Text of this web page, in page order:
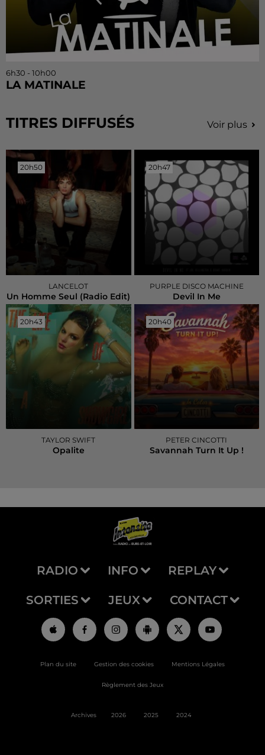
6h30 - 10h00
LA MATINALE
TITRES DIFFUSÉS Voir plus
20h50
20h50
LANCELOT
Un Homme Seul (radio Edit)
20h47
20h47
PURPLE DISCO MACHINE
Devil In Me
20h43
20h43
TAYLOR SWIFT
Opalite
20h40
20h40
PETER CINCOTTI
Savannah Turn It Up !
RADIO INFO REPLAY
SORTIES JEUX CONTACT
Plan du site Gestion des cookies Mentions Légales
Règlement des Jeux
Archives 2026 2025 2024